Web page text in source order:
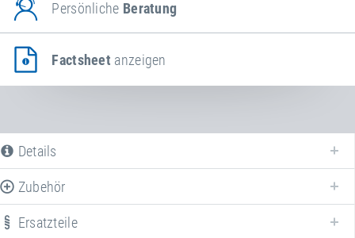
Persönliche Beratung
Factsheet anzeigen
Details
Zubehör
Ersatzteile